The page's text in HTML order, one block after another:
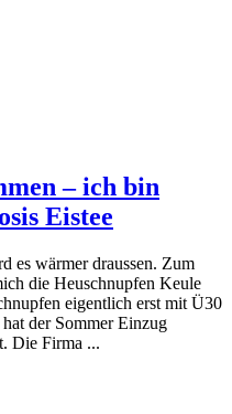
– ich bin
Eistee
es wärmer draussen. Zum
die Heuschnupfen Keule
eigentlich erst mit Ü30
der Sommer Einzug
Die Firma ...